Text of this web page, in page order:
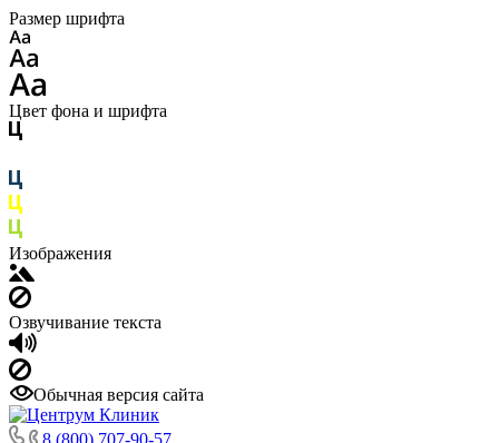
Размер шрифта
Цвет фона и шрифта
Изображения
Озвучивание текста
Обычная версия сайта
8 (800) 707-90-57